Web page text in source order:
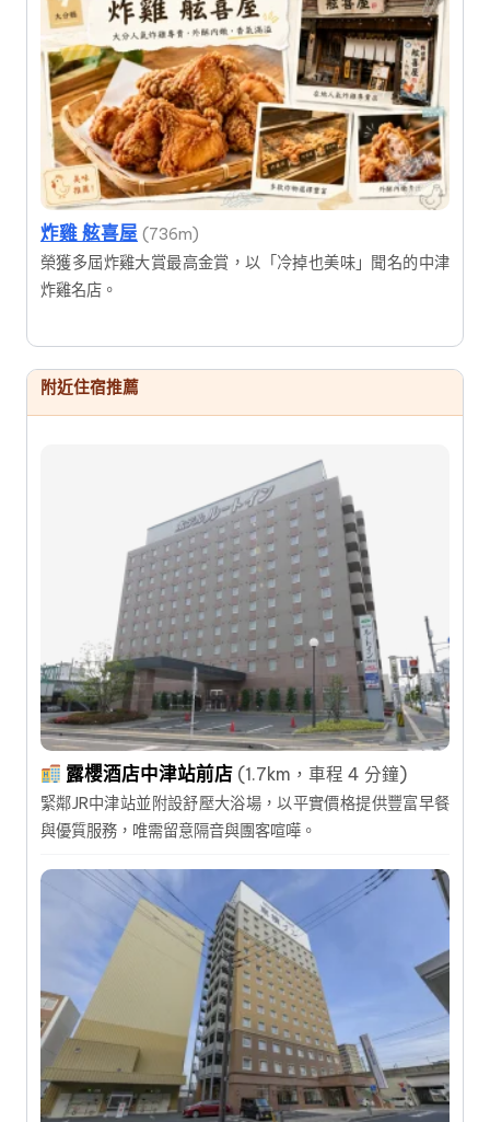
炸雞 舷喜屋 (736m)
榮獲多屆炸雞大賞最高金賞，以「冷掉也美味」聞名的中津
炸雞名店。
附近住宿推薦
露櫻酒店中津站前店 (1.7km，車程 4 分鐘)
緊鄰JR中津站並附設舒壓大浴場，以平實價格提供豐富早餐
與優質服務，唯需留意隔音與團客喧嘩。